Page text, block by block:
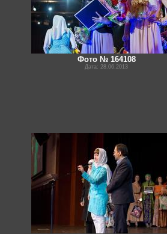
Фото № 164108
Дата: 28.06.2013